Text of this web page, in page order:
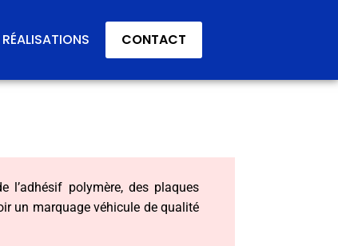
RÉALISATIONS CONTACT
l’adhésif polymère, des plaques
un marquage véhicule de qualité